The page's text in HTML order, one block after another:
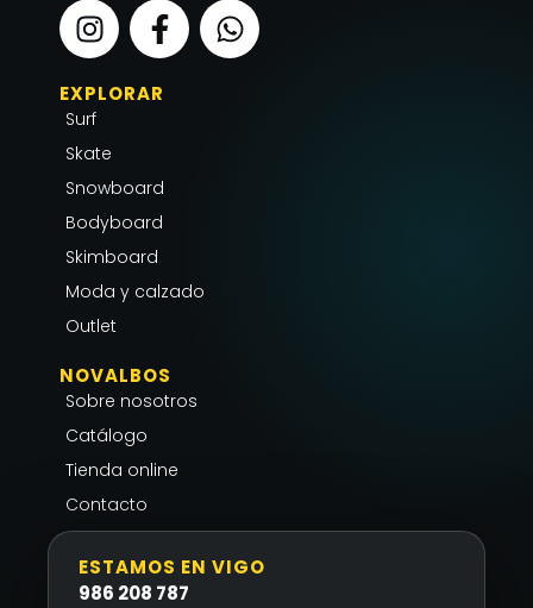
I
n
s
t
a
g
r
a
m
F
a
c
e
o
k
f
W
h
a
EXPLORAR
Surf
Skate
Snowboard
Bodyboard
Skimboard
Moda y calzado
Outlet
NOVALBOS
Sobre nosotros
Catálogo
Tienda online
Contacto
ESTAMOS EN VIGO
986 208 787